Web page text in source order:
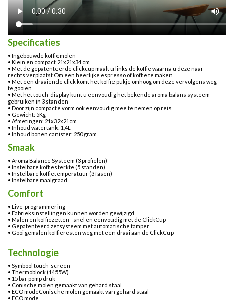
Specificaties
• Ingebouwde koffiemolen
• Klein en compact 21x21x34 cm
• Met de gepatenteerde clickcup maalt u links de koffie waarna u deze naar
rechts verplaatst Om een heerlijke espresso of koffie te maken
• Met een draaiende click komt het koffie pukje omhoog om deze vervolgens weg
te gooien
• Met het touch-display kunt u eenvoudig het bekende aroma balans systeem
gebruiken in 3 standen
• Door zijn compacte vorm ook eenvoudig mee te nemen op reis
• Gewicht: 5Kg
• Afmetingen: 21x32x21cm
• Inhoud watertank: 1,4L
• Inhoud bonen canister: 250 gram
Smaak
• Aroma Balance Systeem (3 profielen)
• Instelbare koffiesterkte (5 standen)
• Instelbare koffietemperatuur (3 fasen)
• Instelbare maalgraad
Comfort
• Live-programmering
• Fabrieksinstellingen kunnen worden gewijzigd
• Malen en koffiezetten –snel en eenvoudig met de ClickCup
• Gepatenteerd zetsysteem met automatische tamper
• Gooi gemalen koffieresten weg met een draai aan de ClickCup
Technologie
• Symbool touch-screen
• Thermoblock (1455W)
• 15 bar pomp druk
• Conische molen gemaakt van gehard staal
• ECO modeConische molen gemaakt van gehard staal
• ECO mode